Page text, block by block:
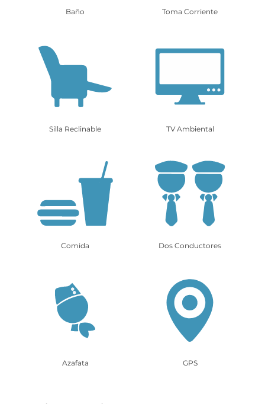
Baño Toma Corriente
Silla Reclinable TV Ambiental
Comida Dos Conductores
Azafata GPS